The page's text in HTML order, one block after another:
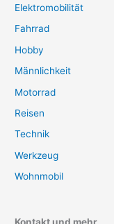
Elektromobilität
Fahrrad
Hobby
Männlichkeit
Motorrad
Reisen
Technik
Werkzeug
Wohnmobil
Kontakt und mehr